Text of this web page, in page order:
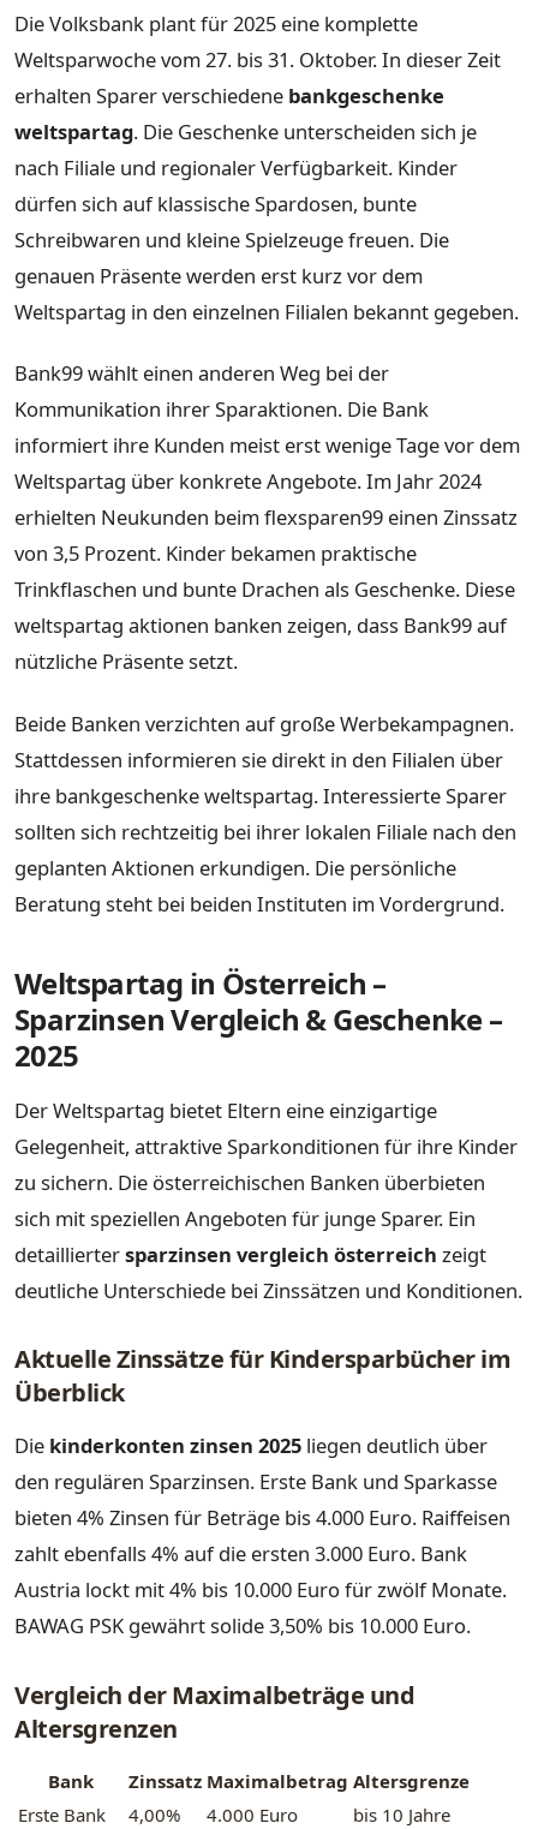
Die Volksbank plant für 2025 eine komplette
Weltsparwoche vom 27. bis 31. Oktober. In dieser Zeit
erhalten Sparer verschiedene bankgeschenke
weltspartag. Die Geschenke unterscheiden sich je
nach Filiale und regionaler Verfügbarkeit. Kinder
dürfen sich auf klassische Spardosen, bunte
Schreibwaren und kleine Spielzeuge freuen. Die
genauen Präsente werden erst kurz vor dem
Weltspartag in den einzelnen Filialen bekannt gegeben.
Bank99 wählt einen anderen Weg bei der
Kommunikation ihrer Sparaktionen. Die Bank
informiert ihre Kunden meist erst wenige Tage vor dem
Weltspartag über konkrete Angebote. Im Jahr 2024
erhielten Neukunden beim flexsparen99 einen Zinssatz
von 3,5 Prozent. Kinder bekamen praktische
Trinkflaschen und bunte Drachen als Geschenke. Diese
weltspartag aktionen banken zeigen, dass Bank99 auf
nützliche Präsente setzt.
Beide Banken verzichten auf große Werbekampagnen.
Stattdessen informieren sie direkt in den Filialen über
ihre bankgeschenke weltspartag. Interessierte Sparer
sollten sich rechtzeitig bei ihrer lokalen Filiale nach den
geplanten Aktionen erkundigen. Die persönliche
Beratung steht bei beiden Instituten im Vordergrund.
Weltspartag in Österreich –
Sparzinsen Vergleich & Geschenke –
2025
Der Weltspartag bietet Eltern eine einzigartige
Gelegenheit, attraktive Sparkonditionen für ihre Kinder
zu sichern. Die österreichischen Banken überbieten
sich mit speziellen Angeboten für junge Sparer. Ein
detailliertersparzinsen vergleich österreich zeigt
deutliche Unterschiede bei Zinssätzen und Konditionen.
Aktuelle Zinssätze für Kindersparbücher im
Überblick
Die kinderkonten zinsen 2025 liegen deutlich über
den regulären Sparzinsen. Erste Bank und Sparkasse
bieten 4% Zinsen für Beträge bis 4.000 Euro. Raiffeisen
zahlt ebenfalls 4% auf die ersten 3.000 Euro. Bank
Austria lockt mit 4% bis 10.000 Euro für zwölf Monate.
BAWAG PSK gewährt solide 3,50% bis 10.000 Euro.
Vergleich der Maximalbeträge und
Altersgrenzen
Bank Zinssatz Maximalbetrag Altersgrenze
Erste Bank
4,00% 4.000 Euro bis 10 Jahre